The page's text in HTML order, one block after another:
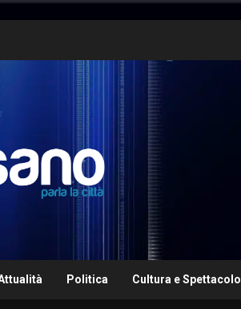
Politica Cultura e Spettacolo